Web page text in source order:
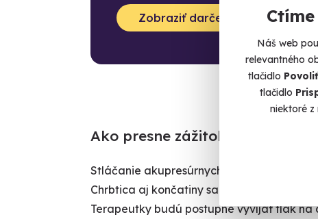
Náš web
relevantného
tlačidlo
tlačidlo
niektoré
Zobraziť darčekové balenia
Ako presne zážitok prebieha
Stláčanie akupresúrnych bodov, svalov a
Chrbtica aj končatiny sa ponaťahujú,
Terapeutky budú postupne vyvíjať tlak